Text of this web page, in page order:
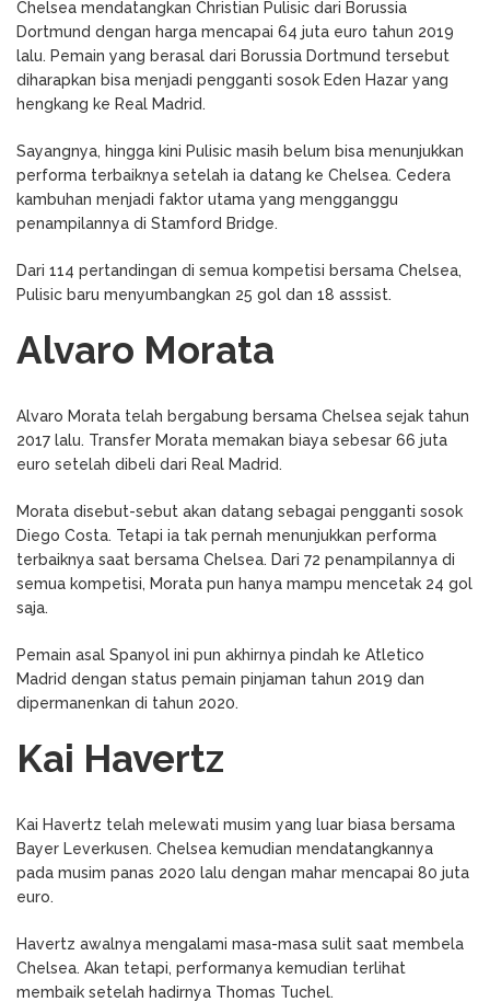
Chelsea mendatangkan Christian Pulisic dari Borussia
Dortmund dengan harga mencapai 64 juta euro tahun 2019
lalu. Pemain yang berasal dari Borussia Dortmund tersebut
diharapkan bisa menjadi pengganti sosok Eden Hazar yang
hengkang ke Real Madrid.
Sayangnya, hingga kini Pulisic masih belum bisa menunjukkan
performa terbaiknya setelah ia datang ke Chelsea. Cedera
kambuhan menjadi faktor utama yang mengganggu
penampilannya di Stamford Bridge.
Dari 114 pertandingan di semua kompetisi bersama Chelsea,
Pulisic baru menyumbangkan 25 gol dan 18 asssist.
Alvaro Morata
Alvaro Morata telah bergabung bersama Chelsea sejak tahun
2017 lalu. Transfer Morata memakan biaya sebesar 66 juta
euro setelah dibeli dari Real Madrid.
Morata disebut-sebut akan datang sebagai pengganti sosok
Diego Costa. Tetapi ia tak pernah menunjukkan performa
terbaiknya saat bersama Chelsea. Dari 72 penampilannya di
semua kompetisi, Morata pun hanya mampu mencetak 24 gol
saja.
Pemain asal Spanyol ini pun akhirnya pindah ke Atletico
Madrid dengan status pemain pinjaman tahun 2019 dan
dipermanenkan di tahun 2020.
Kai Havertz
Kai Havertz telah melewati musim yang luar biasa bersama
Bayer Leverkusen. Chelsea kemudian mendatangkannya
pada musim panas 2020 lalu dengan mahar mencapai 80 juta
euro.
Havertz awalnya mengalami masa-masa sulit saat membela
Chelsea. Akan tetapi, performanya kemudian terlihat
membaik setelah hadirnya Thomas Tuchel.